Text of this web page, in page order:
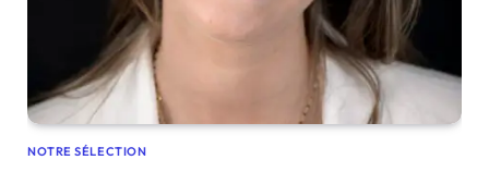
NOTRE SÉLECTION